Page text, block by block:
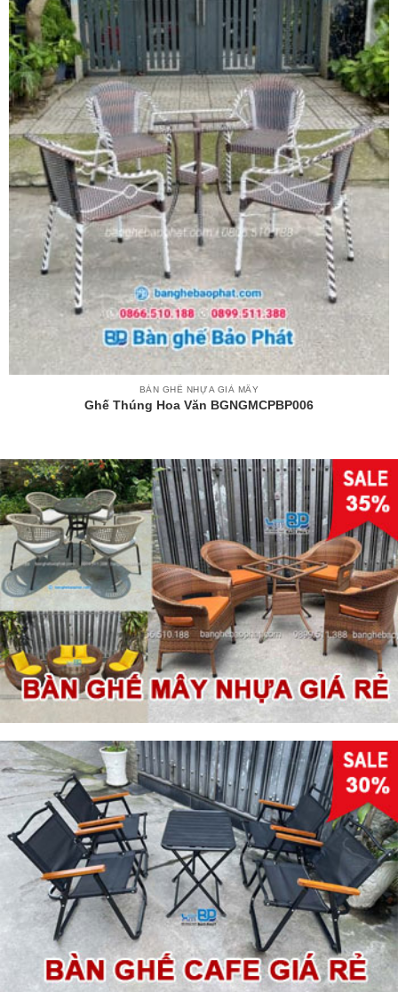
BÀN GHẾ NHỰA GIẢ MÂY
Ghế Thúng Hoa Văn BGNGMCPBP006